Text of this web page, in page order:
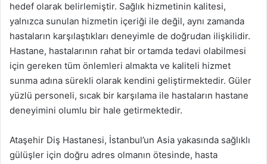
hedef olarak belirlemiştir. Sağlık hizmetinin kalitesi,
yalnızca sunulan hizmetin içeriği ile değil, aynı zamanda
hastaların karşılaştıkları deneyimle de doğrudan ilişkilidir.
Hastane, hastalarının rahat bir ortamda tedavi olabilmesi
için gereken tüm önlemleri almakta ve kaliteli hizmet
sunma adına sürekli olarak kendini geliştirmektedir. Güler
yüzlü personeli, sıcak bir karşılama ile hastaların hastane
deneyimini olumlu bir hale getirmektedir.
Ataşehir Diş Hastanesi, İstanbul’un Asia yakasında sağlıklı
gülüşler için doğru adres olmanın ötesinde, hasta